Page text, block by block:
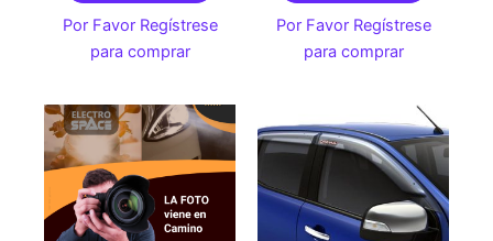
Por Favor Regístrese
para comprar
Por Favor Regístrese
para comprar